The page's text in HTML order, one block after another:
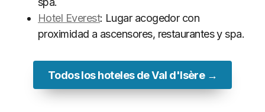
Hotel Everest: Lugar acogedor con
proximidad a ascensores, restaurantes y spa.
Todos los hoteles de Val d'Isère →